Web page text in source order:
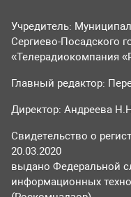
Учредитель:
Сергиево-Посадского
«Телерадиокомпания
Главный редактор:
Директор: Андреева
Свидетельство о
20.03.2020
выдано Федеральной
информационных